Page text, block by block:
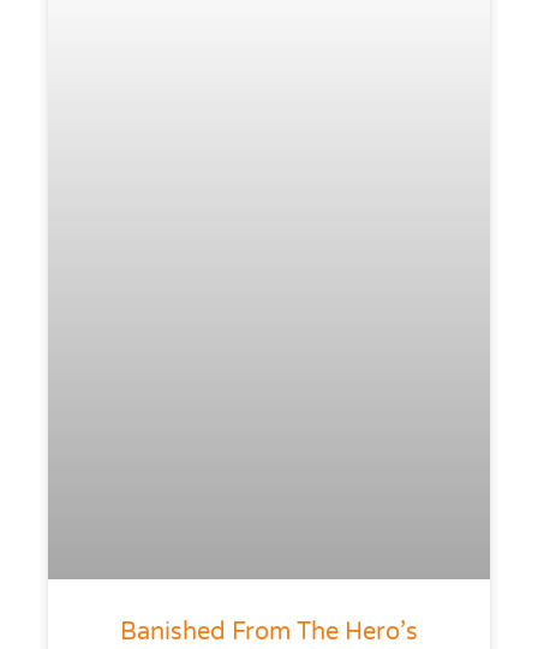
Banished From The Hero’s